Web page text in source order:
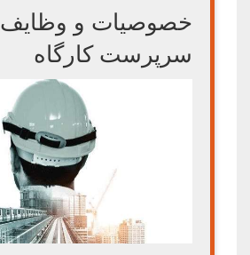
خصوصیات و وظایف
سرپرست کارگاه